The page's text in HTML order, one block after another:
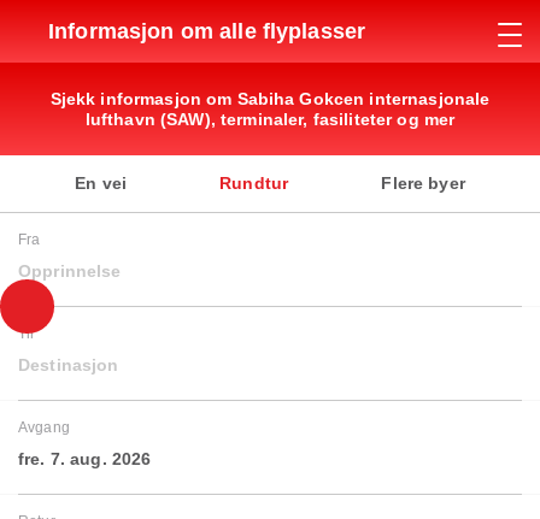
Informasjon om alle flyplasser
Sjekk informasjon om Sabiha Gokcen internasjonale
lufthavn (SAW), terminaler, fasiliteter og mer
En vei Rundtur Flere byer
Fra
Opprinnelse
Til
Destinasjon
Avgang
fre. 7. aug. 2026